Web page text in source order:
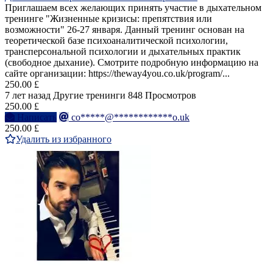
Приглашаем всех желающих принять участие в дыхательном
тренинге "Жизненные кризисы: препятствия или
возможности" 26-27 января. Данный тренинг основан на
теоретической базе психоаналитической психологии,
трансперсональной психологии и дыхательных практик
(свободное дыхание). Смотрите подробную информацию на
сайте организации: https://theway4you.co.uk/program/...
250.00 £
7 лет назад Другие тренинги 848 Просмотров
250.00 £
Написать
co*****@************o.uk
250.00 £
Удалить из избранного